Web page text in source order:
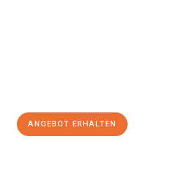
ANGEBOT ERHALTEN